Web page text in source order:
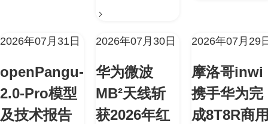
2026年07月31日
openPangu-
2.0-Pro模型
及技术报告
2026年07月30日
华为微波
MB²天线斩
获2026年红
2026年07月29
摩洛哥inwi
携手华为完
成8T8R商